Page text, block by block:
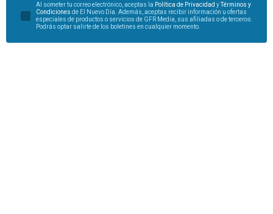
Al someter tu correo electrónico, aceptas la Política de Privacidad yTérminos y
Condiciones de El Nuevo Día. Además, aceptas recibir información u ofertas
especiales de productos o servicios de GFR Media, sus afiliadas o de terceros.
Podrás optar salirte de los boletines en cualquier momento.